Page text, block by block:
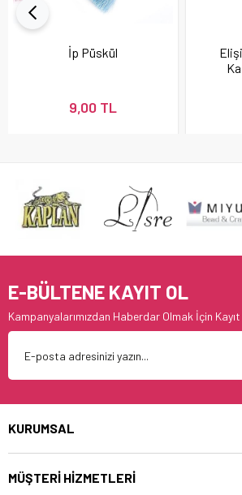
İp Püskül
9,00 TL
E-BÜLTENE KAYIT OL
Kampanyalarımızdan Haberdar Olmak İçin Kayıt
KURUMSAL
MÜŞTERİ HİZMETLERİ